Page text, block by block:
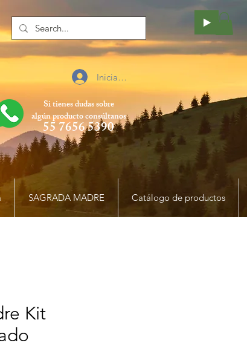
Si tienes dudas sobre
algún productoconsúltanos
55 7656 5390
SAGRADA MADRE Catálogo de productos
Iniciar sesión
Kit